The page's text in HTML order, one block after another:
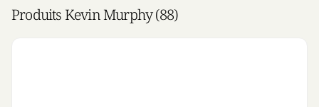
Produits Kevin Murphy (88)